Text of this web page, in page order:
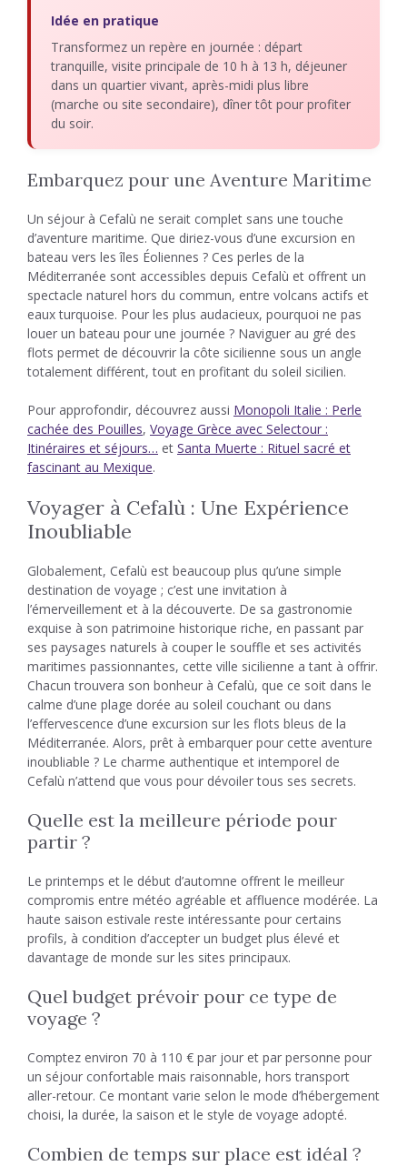
Idée en pratique
Transformez un repère en journée : départ
tranquille, visite principale de 10 h à 13 h, déjeuner
dans un quartier vivant, après-midi plus libre
(marche ou site secondaire), dîner tôt pour profiter
du soir.
Embarquez pour une Aventure Maritime
Un séjour à Cefalù ne serait complet sans une touche
d’aventure maritime. Que diriez-vous d’une excursion en
bateau vers les îles Éoliennes ? Ces perles de la
Méditerranée sont accessibles depuis Cefalù et offrent un
spectacle naturel hors du commun, entre volcans actifs et
eaux turquoise. Pour les plus audacieux, pourquoi ne pas
louer un bateau pour une journée ? Naviguer au gré des
flots permet de découvrir la côte sicilienne sous un angle
totalement différent, tout en profitant du soleil sicilien.
Pour approfondir, découvrez aussi Monopoli Italie : Perle
cachée des Pouilles, Voyage Grèce avec Selectour :
Itinéraires et séjours… et Santa Muerte : Rituel sacré et
fascinant au Mexique.
Voyager à Cefalù : Une Expérience
Inoubliable
Globalement, Cefalù est beaucoup plus qu’une simple
destination de voyage ; c’est une invitation à
l’émerveillement et à la découverte. De sa gastronomie
exquise à son patrimoine historique riche, en passant par
ses paysages naturels à couper le souffle et ses activités
maritimes passionnantes, cette ville sicilienne a tant à offrir.
Chacun trouvera son bonheur à Cefalù, que ce soit dans le
calme d’une plage dorée au soleil couchant ou dans
l’effervescence d’une excursion sur les flots bleus de la
Méditerranée. Alors, prêt à embarquer pour cette aventure
inoubliable ? Le charme authentique et intemporel de
Cefalù n’attend que vous pour dévoiler tous ses secrets.
Quelle est la meilleure période pour
partir ?
Le printemps et le début d’automne offrent le meilleur
compromis entre météo agréable et affluence modérée. La
haute saison estivale reste intéressante pour certains
profils, à condition d’accepter un budget plus élevé et
davantage de monde sur les sites principaux.
Quel budget prévoir pour ce type de
voyage ?
Comptez environ 70 à 110 € par jour et par personne pour
un séjour confortable mais raisonnable, hors transport
aller-retour. Ce montant varie selon le mode d’hébergement
choisi, la durée, la saison et le style de voyage adopté.
Combien de temps sur place est idéal ?